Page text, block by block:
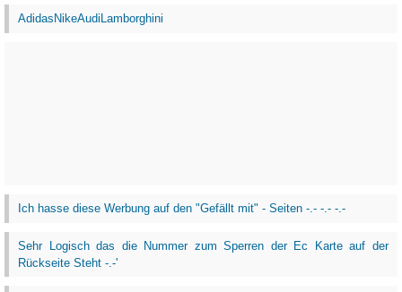
AdidasNikeAudiLamborghini
Ich hasse diese Werbung auf den "Gefällt mit" - Seiten -.- -.- -.-
Sehr Logisch das die Nummer zum Sperren der Ec Karte auf der
Rückseite Steht -.-'